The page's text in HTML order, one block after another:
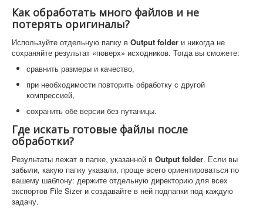
Как обработать много файлов и не
потерять оригиналы?
Используйте отдельную папку в Output folder и никогда не
сохраняйте результат «поверх» исходников. Тогда вы сможете:
сравнить размеры и качество,
при необходимости повторить обработку с другой
компрессией,
сохранить обе версии без путаницы.
Где искать готовые файлы после
обработки?
Результаты лежат в папке, указанной в Output folder. Если вы
забыли, какую папку указали, проще всего ориентироваться по
вашему шаблону: держите отдельную директорию для всех
экспортов File Sizer и создавайте в ней подпапки под каждую
задачу.